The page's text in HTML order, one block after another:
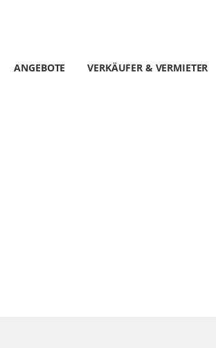
ANGEBOTE VERKÄUFER & VERMIETER